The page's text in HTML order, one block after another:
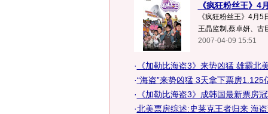
《疯狂粉丝王》4
《疯狂粉丝王》4月
王晶监制,蔡卓妍、古
2007-04-09 15:51
· 《加勒比海盗3》来势凶猛 雄霸北
·“海盗”来势凶猛 3天拿下票房1.125
· 《加勒比海盗3》成韩国最新票房
·北美票房综述:史莱克王者归来 海